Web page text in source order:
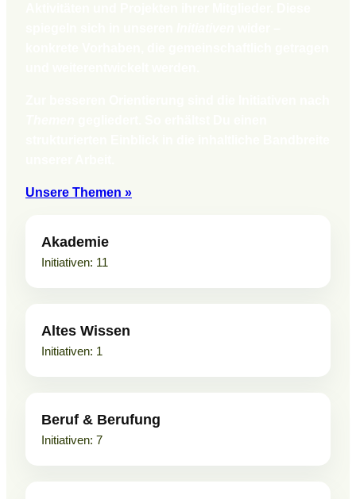
Unsere Themen »
Akademie
11
Altes Wissen
1
Beruf & Berufung
7